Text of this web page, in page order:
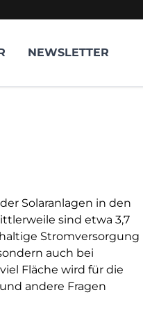
NEWSLETTER
Solaranlagen in den
sind etwa 3,7
Stromversorgung
auch bei
Fläche wird für die
andere Fragen